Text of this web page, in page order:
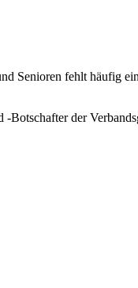
Senioren fehlt häufig
Botschafter der